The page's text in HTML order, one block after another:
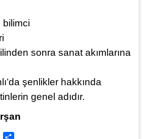
bilimci
sonra sanat akımlarına
şenlikler hakkında
genel adıdır.